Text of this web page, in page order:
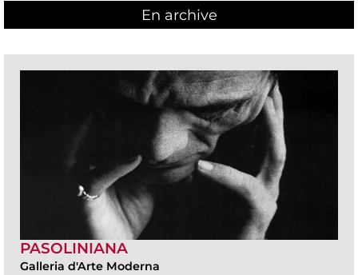
En archive
PASOLINIANA
Galleria d'Arte Moderna